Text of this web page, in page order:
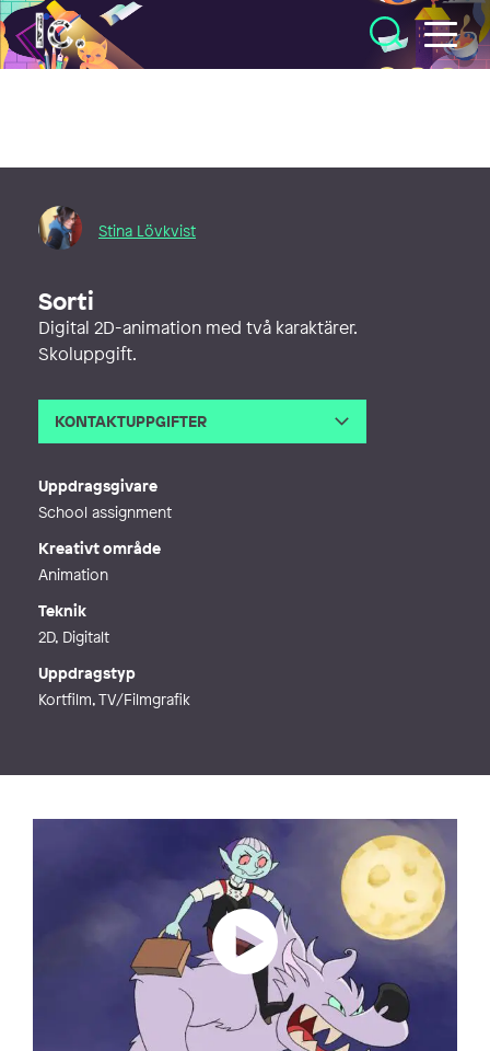
Illustratörcentrum
Stina Lövkvist
Sorti
Digital 2D-animation med två karaktärer.
Skoluppgift.
KONTAKTUPPGIFTER
Uppdragsgivare
School assignment
Kreativt område
Animation
Teknik
2D, Digitalt
Uppdragstyp
Kortfilm, TV/Filmgrafik